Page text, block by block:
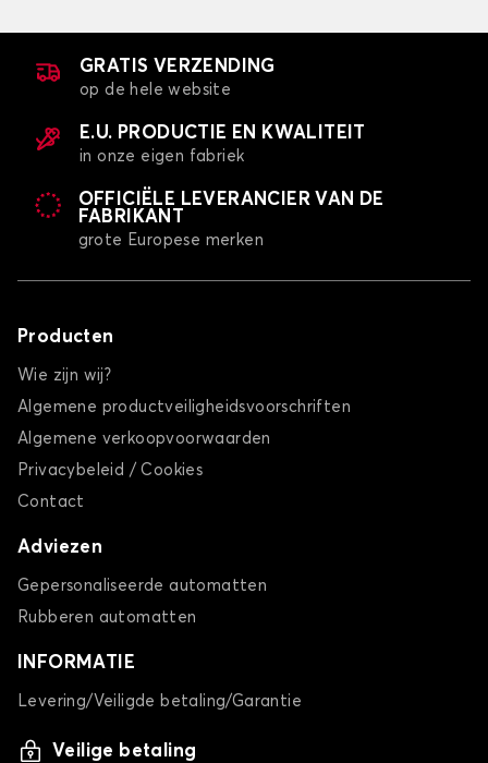
GRATIS VERZENDING
op de hele website
E.U. PRODUCTIE EN KWALITEIT
in onze eigen fabriek
OFFICIËLE LEVERANCIER VAN DE
FABRIKANT
grote Europese merken
Producten
Wie zijn wij?
Algemene productveiligheidsvoorschriften
Algemene verkoopvoorwaarden
Privacybeleid / Cookies
Contact
Adviezen
Gepersonaliseerde automatten
Rubberen automatten
INFORMATIE
Levering/Veiligde betaling/Garantie
Veilige betaling